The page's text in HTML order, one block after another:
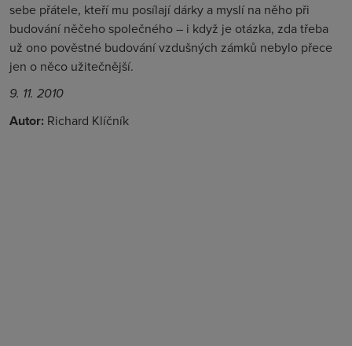
sebe přátele, kteří mu posílají dárky a myslí na něho při
budování něčeho společného – i když je otázka, zda třeba
už ono pověstné budování vzdušných zámků nebylo přece
jen o něco užitečnější.
9. 11. 2010
Autor: Richard Klíčník